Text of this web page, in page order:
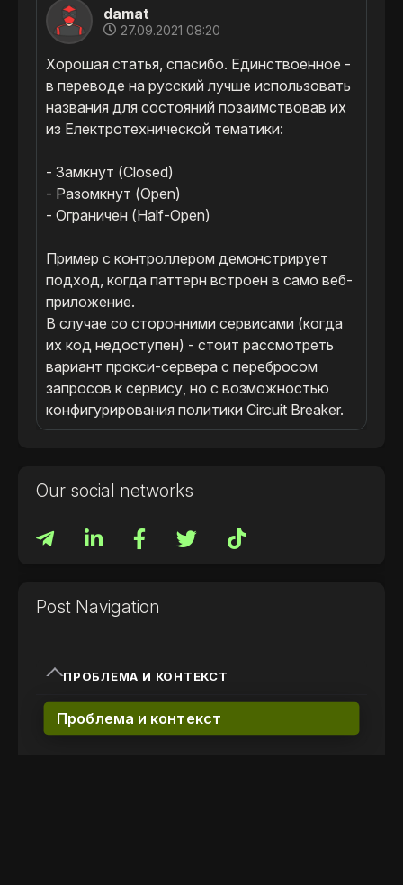
damat
27.09.2021 08:20
Хорошая статья, спасибо. Единствоенное -
в переводе на русский лучше использовать
названия для состояний позаимствовав их
из Електротехнической тематики:
- Замкнут (Closed)
- Разомкнут (Open)
- Ограничен (Half-Open)
Пример с контроллером демонстрирует
подход, когда паттерн встроен в само веб-
приложение.
В случае со сторонними сервисами (когда
их код недоступен) - стоит рассмотреть
вариант прокси-сервера с перебросом
запросов к сервису, но с возможностью
конфигурирования политики Circuit Breaker.
Our social networks
Post Navigation
ПРОБЛЕМА И КОНТЕКСТ
Проблема и контекст